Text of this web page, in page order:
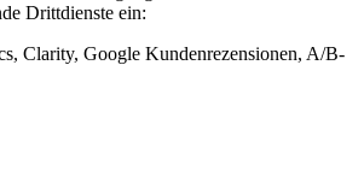
Drittdienste ein:
Clarity, Google Kundenrezensionen, A/B-